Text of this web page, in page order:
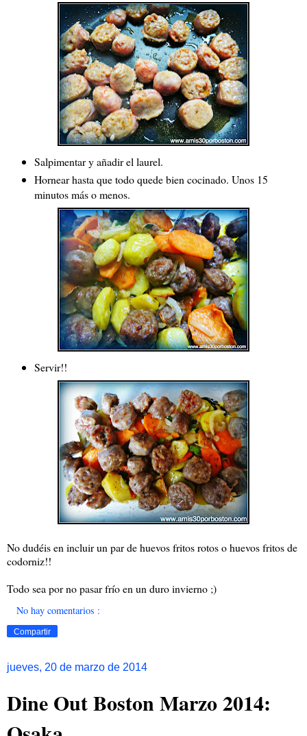
Salpimentar y añadir el laurel.
Hornear hasta que todo quede bien cocinado. Unos 15
minutos más o menos.
Servir!!
No dudéis en incluir un par de huevos fritos rotos o huevos fritos de
codorniz!!
Todo sea por no pasar frío en un duro invierno ;)
No hay comentarios :
Compartir
jueves, 20 de marzo de 2014
Dine Out Boston Marzo 2014: